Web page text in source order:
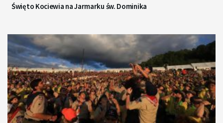
Święto Kociewia na Jarmarku św. Dominika